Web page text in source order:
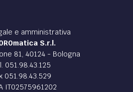
e amministrativa
S.r.l.
81, 40124 - Bologna
051.98.43.125
051.98.43.529
IT02575961202